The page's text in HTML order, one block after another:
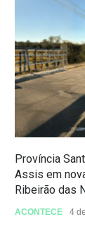
Província
Assis em
Ribeirão das
ACONTECE 4